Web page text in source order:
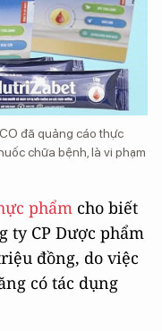
đã quảng cáo thực
chữa bệnh, là vi phạm
phẩm cho biết
ty CP Dược phẩm
đồng, do việc
có tác dụng